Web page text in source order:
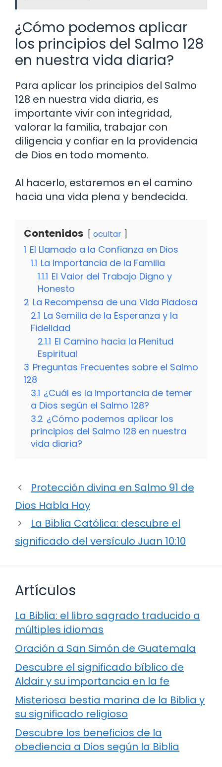
¿Cómo podemos aplicar
los principios del Salmo 128
en nuestra vida diaria?
Para aplicar los principios del Salmo
128 en nuestra vida diaria, es
importante vivir con integridad,
valorar la familia, trabajar con
diligencia y confiar en la providencia
de Dios en todo momento.
Al hacerlo, estaremos en el camino
hacia una vida plena y bendecida.
Contenidos ocultar
1 El Llamado a la Confianza en Dios
1.1 La Importancia de la Familia
1.1.1 El Valor del Trabajo Digno y
Honesto
2 La Recompensa de una Vida Piadosa
2.1 La Semilla de la Esperanza y la
Fidelidad
2.1.1 El Camino hacia la Plenitud
Espiritual
3 Preguntas Frecuentes sobre el Salmo
128
3.1 ¿Cuál es la importancia de temer
a Dios según el Salmo 128?
3.2 ¿Cómo podemos aplicar los
principios del Salmo 128 en nuestra
vida diaria?
Protección divina en Salmo 91 de
Dios Habla Hoy
La Biblia Católica: descubre el
significado del versículo Juan 10:10
Artículos
La Biblia: el libro sagrado traducido a
múltiples idiomas
Oración a San Simón de Guatemala
Descubre el significado bíblico de
Aldair y su importancia en la fe
Misteriosa bestia marina de la Biblia y
su significado religioso
Descubre los beneficios de la
obediencia a Dios según la Biblia